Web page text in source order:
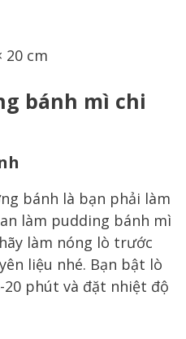
20 cm
bánh mì chi
bánh là bạn phải làm
làm pudding bánh mì
làm nóng lò trước
liệu nhé. Bạn bật lò
phút và đặt nhiệt độ